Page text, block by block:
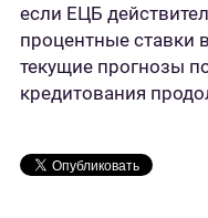
если ЕЦБ
процентные ставки
текущие прогнозы
кредитования